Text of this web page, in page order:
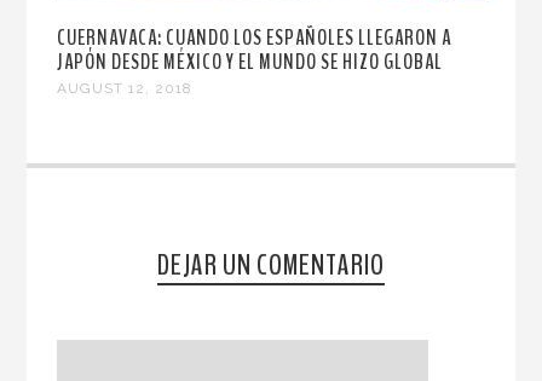
CUERNAVACA: CUANDO LOS ESPAÑOLES LLEGARON A
JAPÓN DESDE MÉXICO Y EL MUNDO SE HIZO GLOBAL
AUGUST 12, 2018
DEJAR UN COMENTARIO